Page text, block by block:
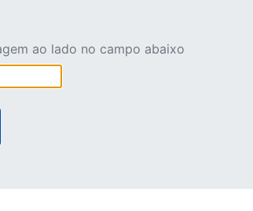
ao lado no campo abaixo